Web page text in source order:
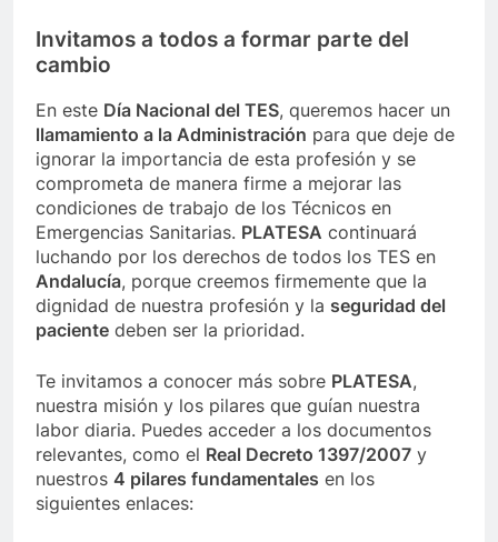
Invitamos a todos a formar parte del
cambio
En este Día Nacional del TES, queremos hacer un
llamamiento a la Administración para que deje de
ignorar la importancia de esta profesión y se
comprometa de manera firme a mejorar las
condiciones de trabajo de los Técnicos en
Emergencias Sanitarias. PLATESA continuará
luchando por los derechos de todos los TES en
Andalucía, porque creemos firmemente que la
dignidad de nuestra profesión y la seguridad del
paciente deben ser la prioridad.
Te invitamos a conocer más sobre PLATESA,
nuestra misión y los pilares que guían nuestra
labor diaria. Puedes acceder a los documentos
relevantes, como el Real Decreto 1397/2007 y
nuestros 4 pilares fundamentales en los
siguientes enlaces: